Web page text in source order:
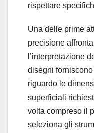
rispettare
Una delle prime
precisione
l’interpretazione
disegni
riguardo le
superficiali
volta compreso il
seleziona gli